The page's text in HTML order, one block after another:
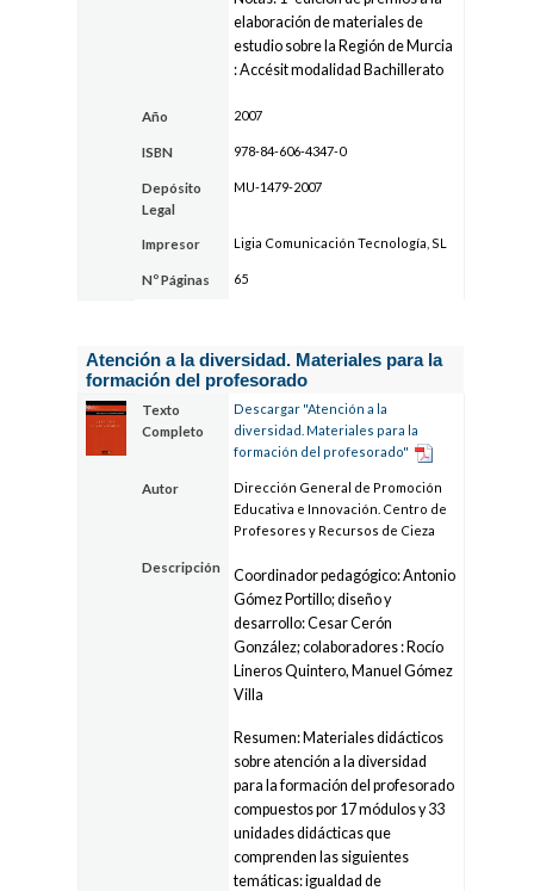
elaboración de materiales de
estudio sobre la Región de Murcia
: Accésit modalidad Bachillerato
Año 2007
ISBN 978-84-606-4347-0
Depósito
Legal
MU-1479-2007
Impresor Ligia Comunicación Tecnología, SL
Nº Páginas 65
Atención a la diversidad. Materiales para la
formación del profesorado
Texto
Completo
Descargar "Atención a la
diversidad. Materiales para la
formación del profesorado"
Autor
Dirección General de Promoción
Educativa e Innovación. Centro de
Profesores y Recursos de Cieza
Descripción
Coordinador pedagógico: Antonio
Gómez Portillo; diseño y
desarrollo: Cesar Cerón
González; colaboradores : Rocío
Lineros Quintero, Manuel Gómez
Villa
Resumen: Materiales didácticos
sobre atención a la diversidad
para la formación del profesorado
compuestos por 17 módulos y 33
unidades didácticas que
comprenden las siguientes
temáticas: igualdad de